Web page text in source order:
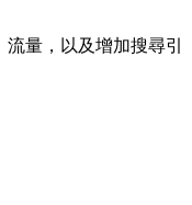
量，以及增加搜尋引